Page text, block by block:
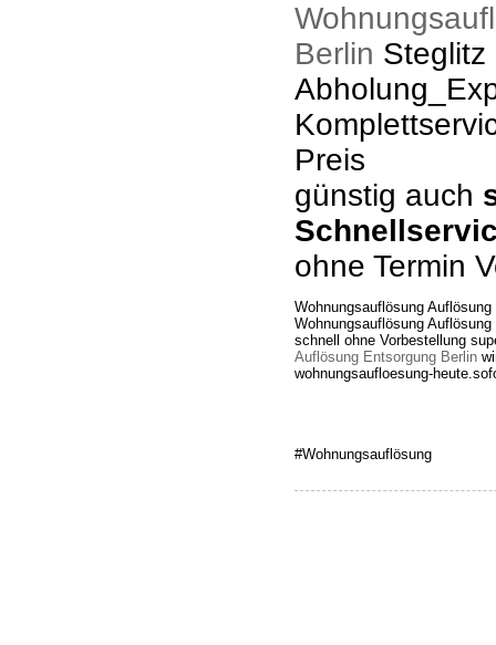
Berlin Steglitz
Preis
günstig auch
ohne Termin
Wohnungsauflösung
Wohnungsauflösung
schnell ohne Vorbestellung
Auflösung Entsorgung Berlin
wohnungsaufloesung-
#Wohnungsauflösung